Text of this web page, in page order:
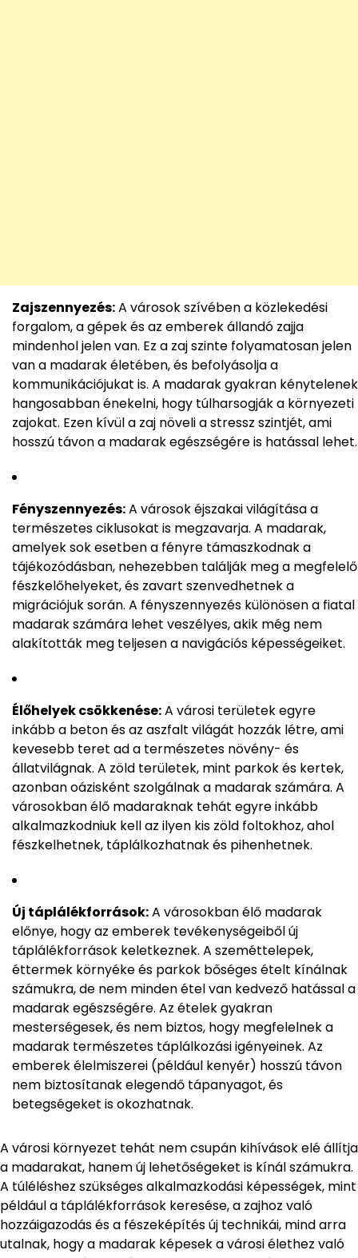
Zajszennyezés:A városok szívében a közlekedési
forgalom, a gépek és az emberek állandó zajja
mindenhol jelen van. Ez a zaj szinte folyamatosan jelen
van a madarak életében, és befolyásolja a
kommunikációjukat is. A madarak gyakran kénytelenek
hangosabban énekelni, hogy túlharsogják a környezeti
zajokat. Ezen kívül a zaj növeli a stressz szintjét, ami
hosszú távon a madarak egészségére is hatással lehet.
Fényszennyezés:A városok éjszakai világítása a
természetes ciklusokat is megzavarja. A madarak,
amelyek sok esetben a fényre támaszkodnak a
tájékozódásban, nehezebben találják meg a megfelelő
fészkelőhelyeket, és zavart szenvedhetnek a
migrációjuk során. A fényszennyezés különösen a fiatal
madarak számára lehet veszélyes, akik még nem
alakították meg teljesen a navigációs képességeiket.
Élőhelyek csökkenése:A városi területek egyre
inkább a beton és az aszfalt világát hozzák létre, ami
kevesebb teret ad a természetes növény- és
állatvilágnak. A zöld területek, mint parkok és kertek,
azonban oázisként szolgálnak a madarak számára. A
városokban élő madaraknak tehát egyre inkább
alkalmazkodniuk kell az ilyen kis zöld foltokhoz, ahol
fészkelhetnek, táplálkozhatnak és pihenhetnek.
Új táplálékforrások:A városokban élő madarak
előnye, hogy az emberek tevékenységeiből új
táplálékforrások keletkeznek. A szeméttelepek,
éttermek környéke és parkok bőséges ételt kínálnak
számukra, de nem minden étel van kedvező hatással a
madarak egészségére. Az ételek gyakran
mesterségesek, és nem biztos, hogy megfelelnek a
madarak természetes táplálkozási igényeinek. Az
emberek élelmiszerei (például kenyér) hosszú távon
nem biztosítanak elegendő tápanyagot, és
betegségeket is okozhatnak.
A városi környezet tehát nem csupán kihívások elé állítja
a madarakat, hanem új lehetőségeket is kínál számukra.
A túléléshez szükséges alkalmazkodási képességek, mint
például a táplálékforrások keresése, a zajhoz való
hozzáigazodás és a fészeképítés új technikái, mind arra
utalnak, hogy a madarak képesek a városi élethez való